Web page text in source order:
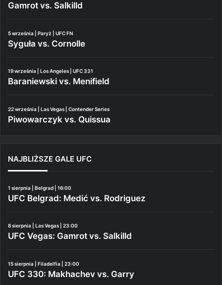
Gamrot vs. Salkilld
5 września | Paryż | UFC FN
Syguła vs. Cornolle
19 września | Los Angeles | UFC 331
Baraniewski vs. Menifield
22 września | Las Vegas | Contender Series
Piwowarczyk vs. Quissua
NAJBLIŻSZE GALE UFC
1 sierpnia | Belgrad | 16:00
UFC Belgrad: Medić vs. Rodriguez
8 sierpnia | Las Vegas | 23:00
UFC Vegas: Gamrot vs. Salkilld
15 sierpnia | Filadelfia | 23:00
UFC 330: Makhachev vs. Garry